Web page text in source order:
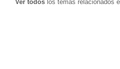
Ver todos los temas relacionados